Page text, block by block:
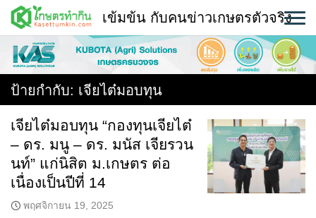
Skip
content
พืช
หน้าแรก
แวดวงเกษตร
ใคร ทำอะไร ที่ไหน
สถานีข่าววันนี้
เข้มข้น กับคนข่าวเกษตรตัวจริง
ป้ายกำกับ: เจียไต๋มอบทุน
เจียไต๋มอบทุน “กองทุนเจียไต๋
– ดร. มนู – ดร. มนัส เจียรวน
นท์” แก่นิสิต ม.เกษตร ต่อ
เนื่องเป็นปีที่ 14
พฤศจิกายน 19, 2025